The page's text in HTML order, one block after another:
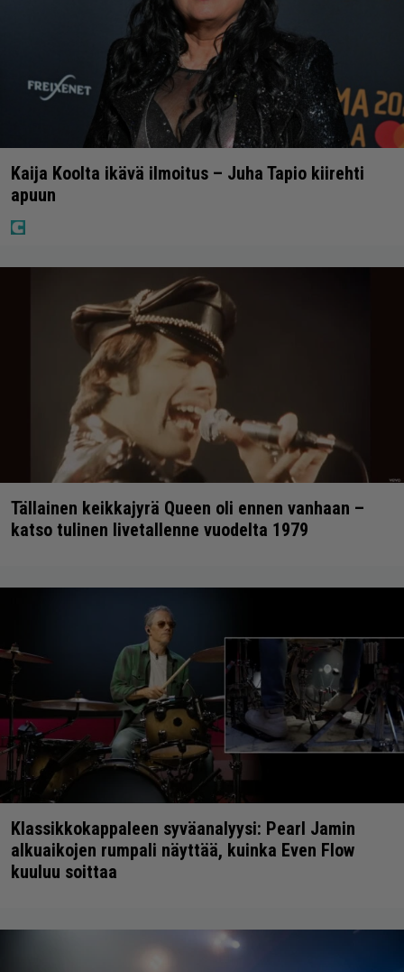
Kaija Koolta ikävä ilmoitus – Juha Tapio kiirehti
apuun
Tällainen keikkajyrä Queen oli ennen vanhaan –
katso tulinen livetallenne vuodelta 1979
Klassikkokappaleen syväanalyysi: Pearl Jamin
alkuaikojen rumpali näyttää, kuinka Even Flow
kuuluu soittaa